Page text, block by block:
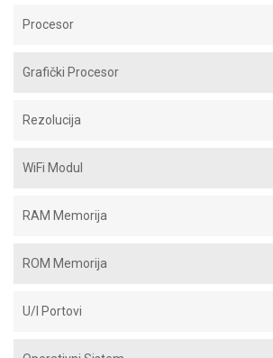
Procesor
Grafički Procesor
Rezolucija
WiFi Modul
RAM Memorija
ROM Memorija
U/I Portovi